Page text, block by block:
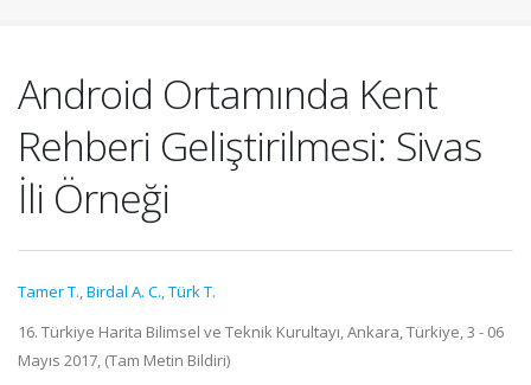
Android Ortamında Kent
Rehberi Geliştirilmesi: Sivas
İli Örneği
Tamer T.,Birdal A. C.,Türk T.
16. Türkiye Harita Bilimsel ve Teknik Kurultayı, Ankara, Türkiye, 3 - 06
Mayıs 2017, (Tam Metin Bildiri)